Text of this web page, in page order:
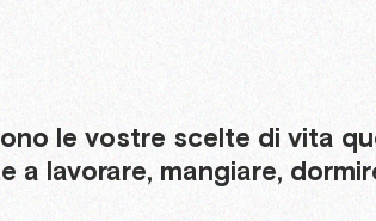
le vostre scelte di vita
a lavorare, mangiare,